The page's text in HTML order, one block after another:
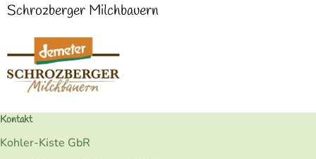
Schrozberger Milchbauern
Kontakt
Kohler-Kiste GbR